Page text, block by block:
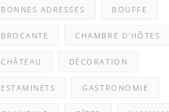
BONNES ADRESSES BOUFFE
BROCANTE CHAMBRE D'HÔTES
CHÂTEAU DÉCORATION
ESTAMINETS GASTRONOMIE